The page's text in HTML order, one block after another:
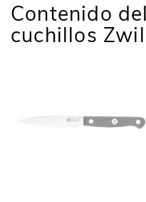
Contenido
cuchillos